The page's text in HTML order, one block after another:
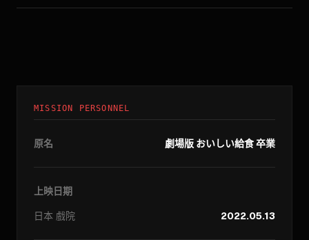
MISSION PERSONNEL
原名 劇場版 おいしい給食 卒業
上映日期
日本 戲院 2022.05.13